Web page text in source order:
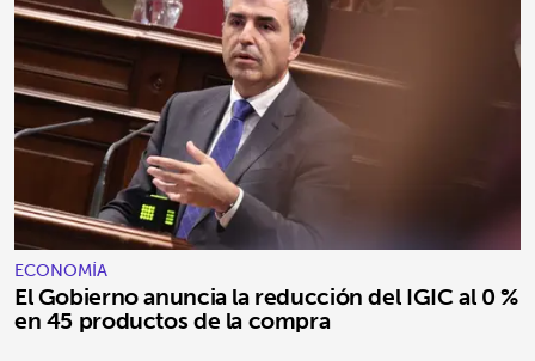
ECONOMÍA
El Gobierno anuncia la reducción del IGIC al 0 %
en 45 productos de la compra